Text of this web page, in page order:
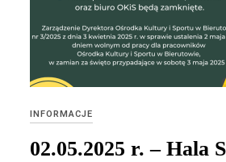
INFORMACJE
02.05.2025 r. – Hala